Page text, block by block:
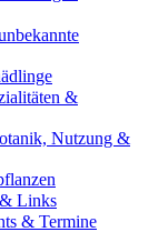
&
Nutzung &
Links
& Termine